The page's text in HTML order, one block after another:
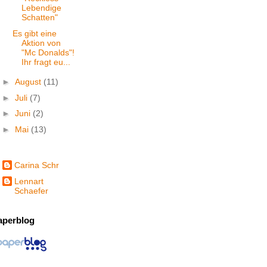
Lebendige
Schatten"
Es gibt eine
Aktion von
"Mc Donalds"!
Ihr fragt eu...
► August (11)
► Juli (7)
► Juni (2)
► Mai (13)
Carina Schr
Lennart
Schaefer